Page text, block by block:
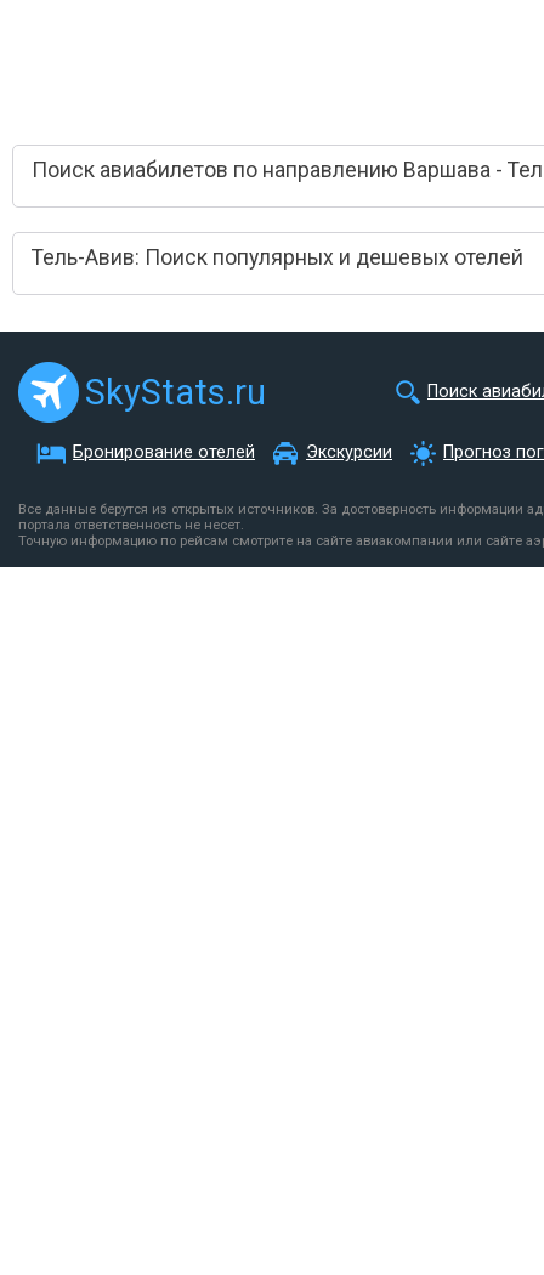
Поиск авиабилетов по направлению Варшава -
Тель-Авив: Поиск популярных и дешевых отелей
SkyStats.ru Поиск
Бронирование отелей Экскурсии Прогноз
Все данные берутся из открытых источников. За достоверность информации
портала ответственность не несет.
Точную информацию по рейсам смотрите на сайте авиакомпании или сайте